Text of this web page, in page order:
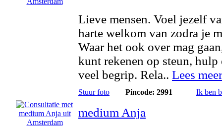
Lieve mensen. Voel jezelf
harte welkom van zodra je
Waar het ook over mag
kunt rekenen op steun, hulp
veel begrip. Rela.. Lees meer
Stuur foto Pincode: 2991 Ik ben
medium Anja